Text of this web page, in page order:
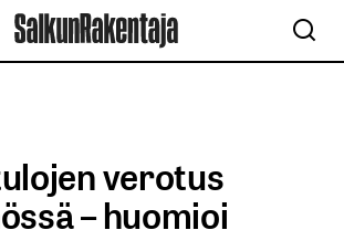
verotus
– huomioi